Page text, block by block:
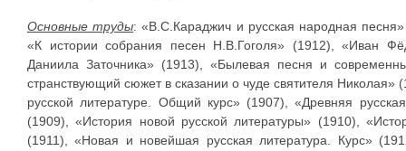
Основные труды: «В.С.Караджич и русская народная
«К истории собрания песен Н.В.Гоголя» (1912), «Иван
Даниила Заточника» (1913), «Былевая песня и
странствующий сюжет в сказании о чуде святителя
русской литературе. Общий курс» (1907), «Древняя
(1909), «История новой русской литературы» (1910),
(1911), «Новая и новейшая русская литература. Курс»